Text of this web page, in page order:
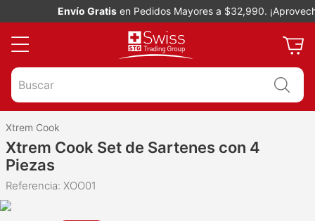
Envío Gratisen Pedidos Mayores a $32,990. ¡Aprovecha!
Buscar
Xtrem Cook
Xtrem Cook Set de Sartenes con 4
Piezas
Referencia: XOO01